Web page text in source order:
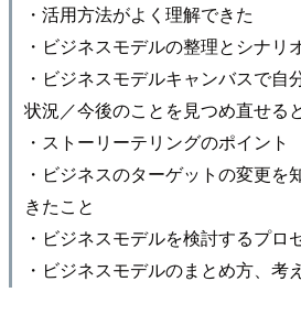
・活用方法がよく理解できた
・ビジネスモデルの整理とシナリ
・ビジネスモデルキャンバスで自
状況／今後のことを見つめ直せる
・ストーリーテリングのポイント
・ビジネスのターゲットの変更を
きたこと
・ビジネスモデルを検討するプロ
・ビジネスモデルのまとめ方、考